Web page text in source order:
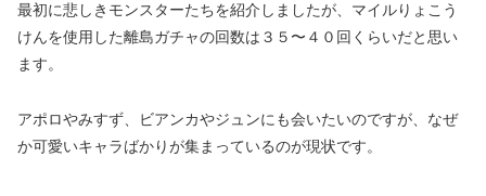
最初に悲しきモンスターたちを紹介しましたが、マイルりょこう
けんを使用した離島ガチャの回数は３５〜４０回くらいだと思い
ます。
アポロやみすず、ビアンカやジュンにも会いたいのですが、なぜ
か可愛いキャラばかりが集まっているのが現状です。